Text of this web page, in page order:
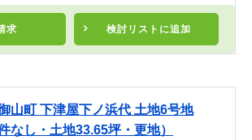
求 検討リスト に追加
山町 下津屋下ノ浜代 土地6号地
なし・土地33.65坪・更地）